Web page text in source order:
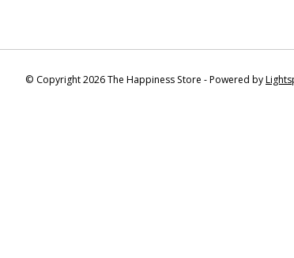
© Copyright 2026 The Happiness Store - Powered by